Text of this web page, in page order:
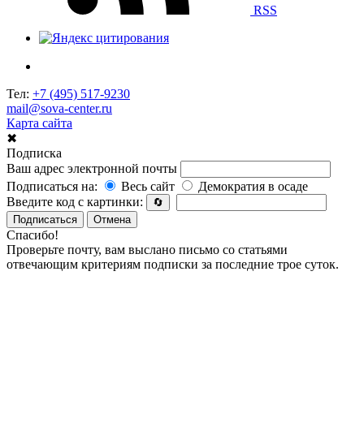
RSS
Тел: +7 (495) 517-9230
mail@sova-center.ru
Карта сайта
✖
Подписка
Ваш адрес электронной почты
Подписаться на:
Весь сайт
Демократия в осаде
Введите код с картинки:
🔄
Подписаться
Отмена
Спасибо!
Проверьте почту, вам выслано письмо со статьями
отвечающим критериям подписки за последние трое суток.